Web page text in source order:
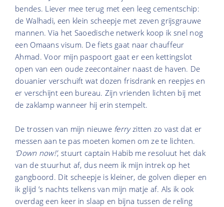
bendes. Liever mee terug met een leeg cementschip:
de Walhadi, een klein scheepje met zeven grijsgrauwe
mannen. Via het Saoedische netwerk koop ik snel nog
een Omaans visum. De fiets gaat naar chauffeur
Ahmad. Voor mijn paspoort gaat er een kettingslot
open van een oude zeecontainer naast de haven. De
douanier verschuift wat dozen frisdrank en reepjes en
er verschijnt een bureau. Zijn vrienden lichten bij met
de zaklamp wanneer hij erin stempelt.
De trossen van mijn nieuwe ferryzitten zo vast dat er
messen aan te pas moeten komen om ze te lichten.
‘Down now!’, stuurt captain Habib me resoluut het dak
van de stuurhut af, dus neem ik mijn intrek op het
gangboord. Dit scheepje is kleiner, de golven dieper en
ik glijd ’s nachts telkens van mijn matje af. Als ik ook
overdag een keer in slaap en bijna tussen de reling